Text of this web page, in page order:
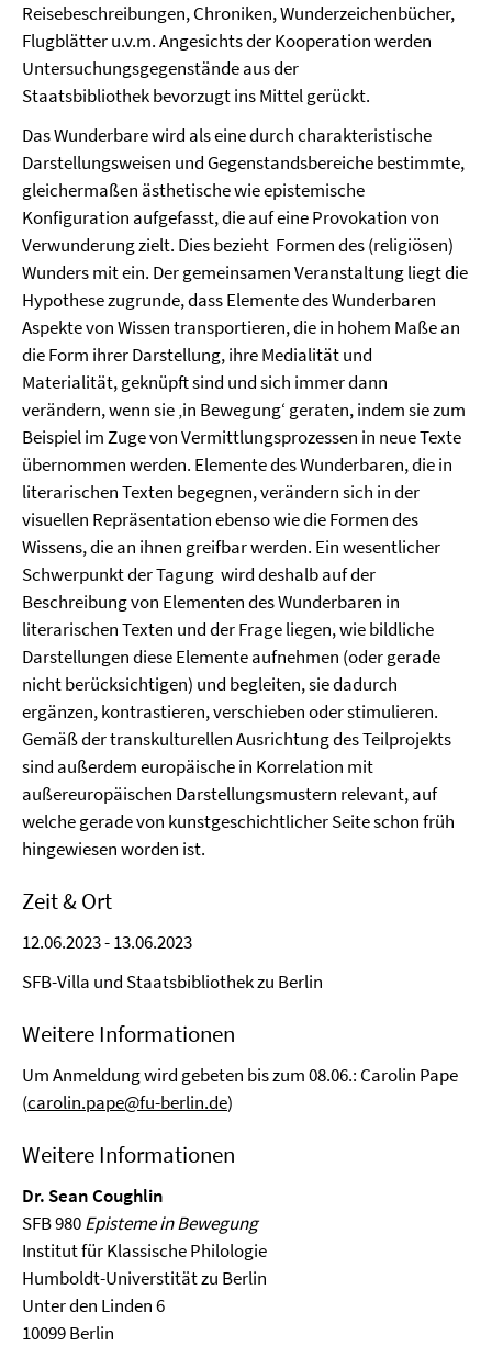
Reisebeschreibungen, Chroniken, Wunderzeichenbücher,
Flugblätter u.v.m. Angesichts der Kooperation werden
Untersuchungsgegenstände aus der
Staatsbibliothek bevorzugt ins Mittel gerückt.
Das Wunderbare wird als eine durch charakteristische
Darstellungsweisen und Gegenstandsbereiche bestimmte,
gleichermaßen ästhetische wie epistemische
Konfiguration aufgefasst, die auf eine Provokation von
Verwunderung zielt. Dies bezieht Formen des (religiösen)
Wunders mit ein. Der gemeinsamen Veranstaltung liegt die
Hypothese zugrunde, dass Elemente des Wunderbaren
Aspekte von Wissen transportieren, die in hohem Maße an
die Form ihrer Darstellung, ihre Medialität und
Materialität, geknüpft sind und sich immer dann
verändern, wenn sie ‚in Bewegung‘ geraten, indem sie zum
Beispiel im Zuge von Vermittlungsprozessen in neue Texte
übernommen werden. Elemente des Wunderbaren, die in
literarischen Texten begegnen, verändern sich in der
visuellen Repräsentation ebenso wie die Formen des
Wissens, die an ihnen greifbar werden. Ein wesentlicher
Schwerpunkt der Tagung wird deshalb auf der
Beschreibung von Elementen des Wunderbaren in
literarischen Texten und der Frage liegen, wie bildliche
Darstellungen diese Elemente aufnehmen (oder gerade
nicht berücksichtigen) und begleiten, sie dadurch
ergänzen, kontrastieren, verschieben oder stimulieren.
Gemäß der transkulturellen Ausrichtung des Teilprojekts
sind außerdem europäische in Korrelation mit
außereuropäischen Darstellungsmustern relevant, auf
welche gerade von kunstgeschichtlicher Seite schon früh
hingewiesen worden ist.
Zeit & Ort
12.06.2023 - 13.06.2023
SFB-Villa und Staatsbibliothek zu Berlin
Weitere Informationen
Um Anmeldung wird gebeten bis zum 08.06.: Carolin Pape
(carolin.pape@fu-berlin.de)
Weitere Informationen
Dr. Sean Coughlin
SFB 980Episteme in Bewegung
Institut für Klassische Philologie
Humboldt-Universtität zu Berlin
Unter den Linden 6
10099 Berlin